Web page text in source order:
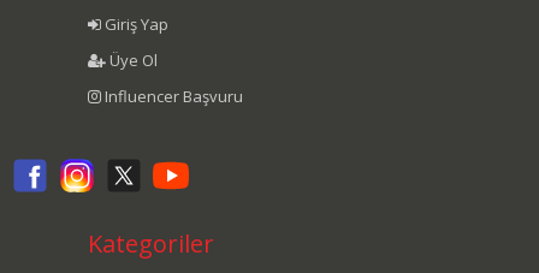
Giriş Yap
Üye Ol
Influencer Başvuru
Kategoriler